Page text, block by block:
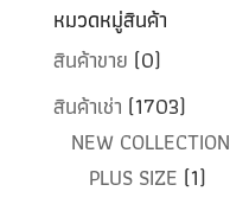
หมวดหมู่สินค้า
สินค้าขาย (0)
สินค้าเช่า (1703)
NEW COLLECTION
PLUS SIZE (1)